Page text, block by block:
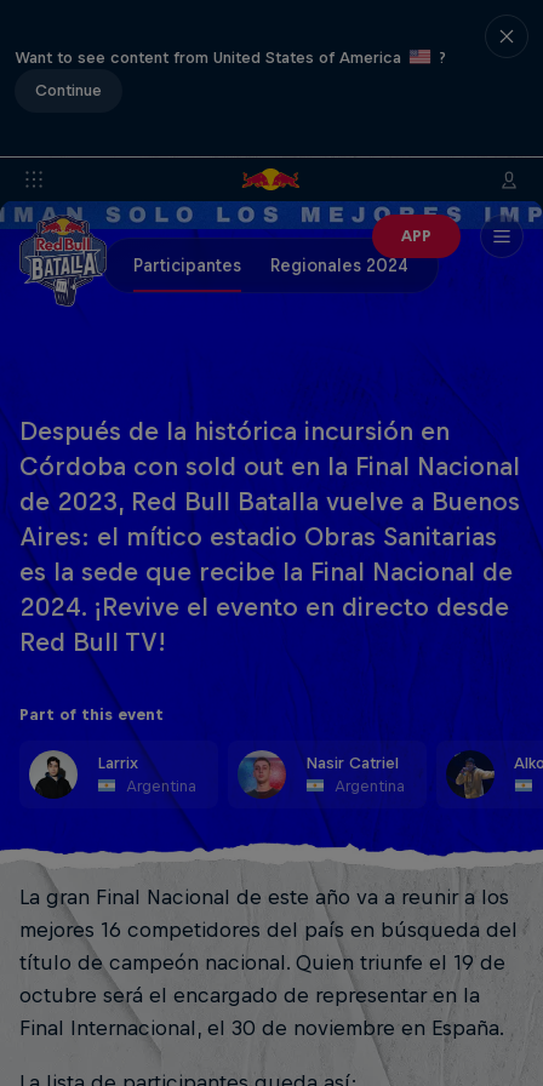
Want to see content from United States of America
?
Continue
APP
Participantes Regionales 2024
Después de la histórica incursión en
Córdoba con sold out en la Final Nacional
de 2023, Red Bull Batalla vuelve a Buenos
Aires: el mítico estadio Obras Sanitarias
es la sede que recibe la Final Nacional de
2024. ¡Revive el evento en directo desde
Red Bull TV!
Part of this event
Larrix
Argentina
Nasir Catriel
Argentina
La gran Final Nacional de este año va a reunir a los
mejores 16 competidores del país en búsqueda del
título de campeón nacional. Quien triunfe el 19 de
octubre será el encargado de representar en la
Final Internacional, el 30 de noviembre en España.